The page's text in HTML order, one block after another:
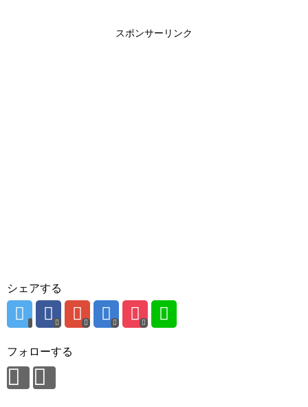
スポンサーリンク
シェアする
フォローする